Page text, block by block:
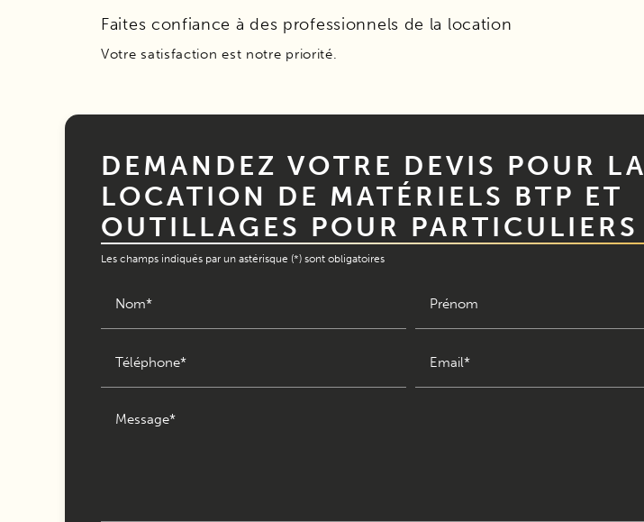
Faites confiance à des professionnels de la location
Votre satisfaction est notre priorité.
DEMANDEZ VOTRE DEVIS POUR LA
LOCATION DE MATÉRIELS BTP ET
OUTILLAGES POUR PARTICULIERS
Les champs indiqués par un astérisque (*) sont obligatoires
Nom* Prénom
Téléphone* Email*
Message*